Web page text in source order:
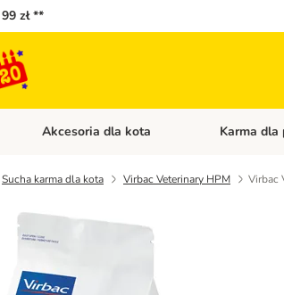
zł **
Otwórz menu kategorii: Karma dla kota
Akcesoria dla kota Otwórz
Karma dla
Sucha karma dla kota Virbac Veterinary HPM Virbac